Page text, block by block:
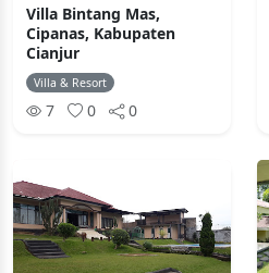
Villa Bintang Mas,
Cipanas, Kabupaten
Cianjur
Villa & Resort
7 0 0